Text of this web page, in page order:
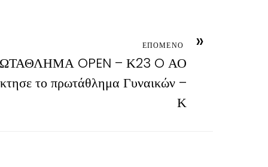
»
ΕΠΟΜΕΝΟ
OPEN – Κ23 O ΑΟ
το πρωτάθλημα Γυναικών –
Κ